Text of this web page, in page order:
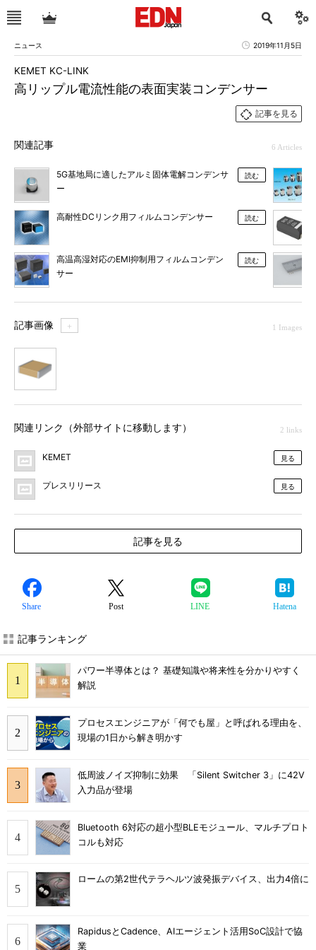
ニュース 2019年11月5日
高リップル電流性能の表面実装コンデンサー
KEMET KC-LINK
記事を見る
関連記事 6 Articles
5G基地局に適したアルミ固体電解コンデンサ
ー
読む
高耐性DCリンク用フィルムコンデンサー 読む
高温高湿対応のEMI抑制用フィルムコンデン
サー
読む
記事画像 ＋ 1 Images
関連リンク（外部サイトに移動します） 2 links
KEMET 見る
プレスリリース 見る
記事を見る
Share Post LINE Hatena
記事ランキング
パワー半導体とは？ 基礎知識や将来性を分かりやすく
解説
プロセスエンジニアが「何でも屋」と呼ばれる理由を、
現場の1日から解き明かす
低周波ノイズ抑制に効果 「Silent Switcher 3」に42V
入力品が登場
Bluetooth 6対応の超小型BLEモジュール、マルチプロト
コルも対応
ロームの第2世代テラヘルツ波発振デバイス、出力4倍に
RapidusとCadence、AIエージェント活用SoC設計で協
業